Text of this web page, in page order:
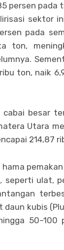
persen pada
sektor
pada
ton,
ton, naik
cabai besar
Utara
214,87
seperti ulat,
daun kubis